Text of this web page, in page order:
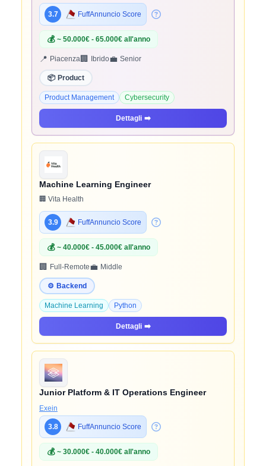
3.7 FuffAnnuncio Score
💰 ~ 50.000€ - 65.000€ all'anno
📍 Piacenza🏢 Ibrido💼 Senior
📦 Product
Product Management Cybersecurity
Dettagli ➡️
Machine Learning Engineer
🏢 Vita Health
3.9 FuffAnnuncio Score
💰 ~ 40.000€ - 45.000€ all'anno
🏢 Full-Remote💼 Middle
⚙️ Backend
Machine Learning Python
Dettagli ➡️
Junior Platform & IT Operations Engineer
Exein
3.8 FuffAnnuncio Score
💰 ~ 30.000€ - 40.000€ all'anno